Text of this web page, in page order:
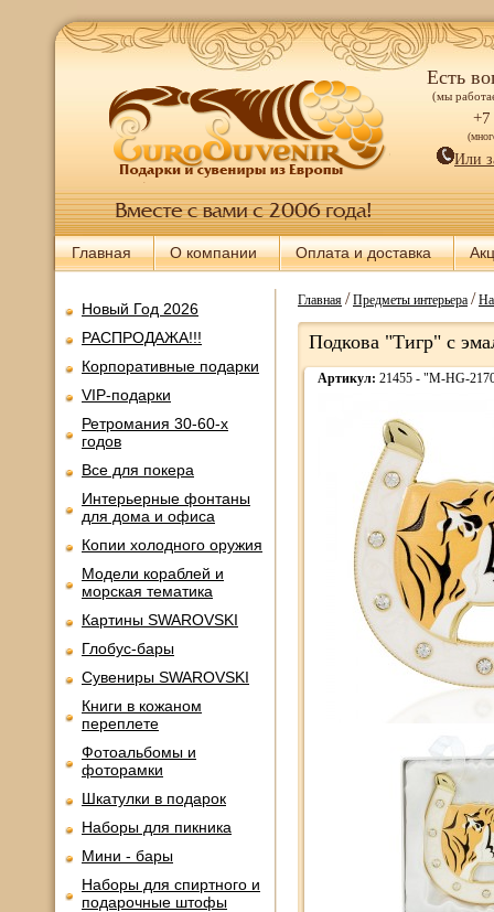
Есть
(мы
+7
Или
Главная О компании Оплата и доставка
Новый Год 2026
РАСПРОДАЖА!!!
Корпоративные подарки
VIP-подарки
Ретромания 30-60-х
годов
Все для покера
Интерьерные фонтаны
для дома и офиса
Копии холодного оружия
Модели кораблей и
морская тематика
Картины SWAROVSKI
Глобус-бары
Сувениры SWAROVSKI
Книги в кожаном
переплете
Фотоальбомы и
фоторамки
Шкатулки в подарок
Наборы для пикника
Мини - бары
Наборы для спиртного и
подарочные штофы
Главная/Предметы интерьера/
Подкова "Тигр" с
Артикул: 21455 - "M-HG-